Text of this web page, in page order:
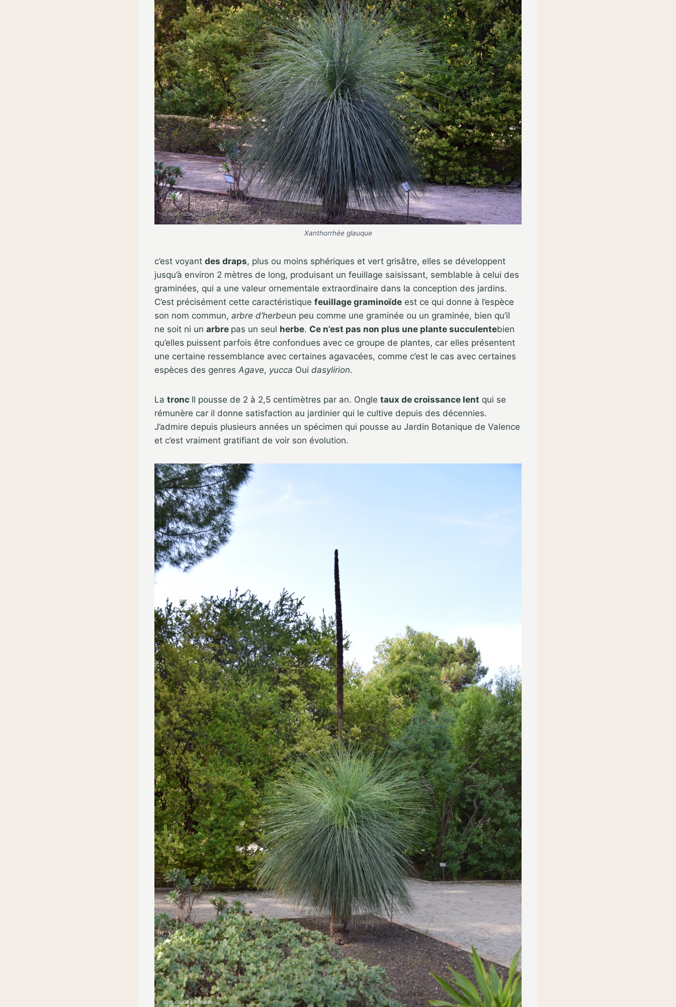
Xanthorrhée glauque
c’est voyant des draps, plus ou moins sphériques et vert grisâtre, elles se développent
jusqu’à environ 2 mètres de long, produisant un feuillage saisissant, semblable à celui des
graminées, qui a une valeur ornementale extraordinaire dans la conception des jardins.
C’est précisément cette caractéristique feuillage graminoïde est ce qui donne à l’espèce
son nom commun, arbre d’herbeun peu comme une graminée ou un graminée, bien qu’il
ne soit ni un arbre pas un seul herbe. Ce n’est pas non plus une plante succulentebien
qu’elles puissent parfois être confondues avec ce groupe de plantes, car elles présentent
une certaine ressemblance avec certaines agavacées, comme c’est le cas avec certaines
espèces des genres Agave, yucca Oui dasylirion.
La tronc Il pousse de 2 à 2,5 centimètres par an. Ongle taux de croissance lent qui se
rémunère car il donne satisfaction au jardinier qui le cultive depuis des décennies.
J’admire depuis plusieurs années un spécimen qui pousse au Jardin Botanique de Valence
et c’est vraiment gratifiant de voir son évolution.